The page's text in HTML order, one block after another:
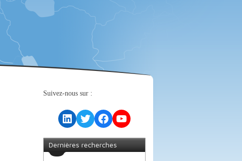
Suivez-nous sur :
LinkedIn
TwitterFacebook
YouTube
Dernières recherches